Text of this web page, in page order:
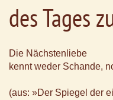
des Tages
Die Nächstenliebe
kennt weder Schande,
(aus: »Der Spiegel der